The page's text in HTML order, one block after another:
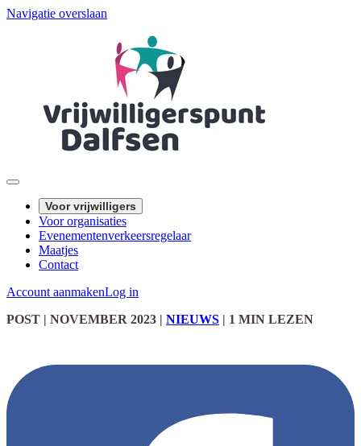
Navigatie overslaan
Voor vrijwilligers
Voor organisaties
Evenementenverkeersregelaar
Maatjes
Contact
Account aanmakenLog in
POST | NOVEMBER 2023 | NIEUWS | 1 MIN LEZEN